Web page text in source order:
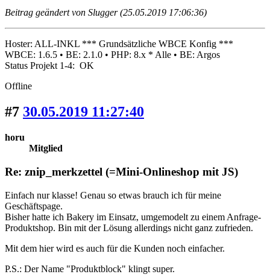
Beitrag geändert von Slugger (25.05.2019 17:06:36)
Hoster: ALL-INKL *** Grundsätzliche WBCE Konfig ***
WBCE: 1.6.5 • BE: 2.1.0 • PHP: 8.x * Alle • BE: Argos
Status Projekt 1-4: OK
Offline
#7 30.05.2019 11:27:40
horu
Mitglied
Re: znip_merkzettel (=Mini-Onlineshop mit JS)
Einfach nur klasse! Genau so etwas brauch ich für meine
Geschäftspage.
Bisher hatte ich Bakery im Einsatz, umgemodelt zu einem Anfrage-
Produktshop. Bin mit der Lösung allerdings nicht ganz zufrieden.
Mit dem hier wird es auch für die Kunden noch einfacher.
P.S.: Der Name "Produktblock" klingt super.